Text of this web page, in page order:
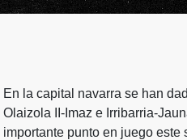
En la capital navarra se han
Olaizola II-Imaz e Irribarria-
importante punto en juego